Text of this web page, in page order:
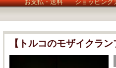
お支払・送料
ショッピング
【トルコのモザイクラン